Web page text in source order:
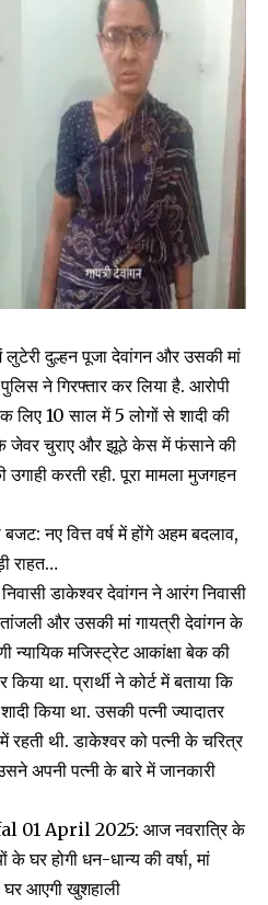
लुटेरी दुल्हन पूजा देवांगन और उसकी मां
ने गिरफ्तार कर लिया है. आरोपी
लिए 10 साल में 5 लोगों से शादी की
जेवर चुराए और झूठे केस में फंसाने की
करती रही. पूरा मामला मुजगहन
नए वित्त वर्ष में होंगे अहम बदलाव,
राहत…
डाकेश्वर देवांगन ने आरंग निवासी
और उसकी मां गायत्री देवांगन के
न्यायिक मजिस्ट्रेट आकांक्षा बेक की
किया था. प्रार्थी ने कोर्ट में बताया कि
किया था. उसकी पत्नी ज्यादातर
थी. डाकेश्वर को पत्नी के चरित्र
अपनी पत्नी के बारे में जानकारी
01 April 2025: आज नवरात्रि के
के घर होगी धन-धान्य की वर्षा, मां
घर आएगी खुशहाली